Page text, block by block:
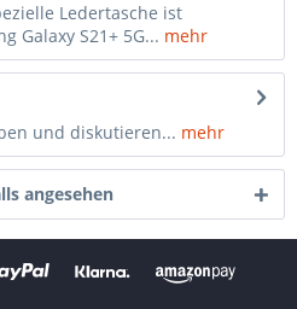
Ledertasche ist
Galaxy S21+ 5G... mehr
und diskutieren... mehr
angesehen